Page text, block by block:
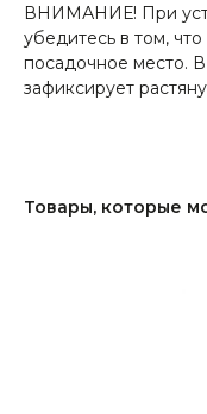
ВНИМАНИЕ! При
убедитесь в том,
посадочное место.
зафиксирует
Товары, которые